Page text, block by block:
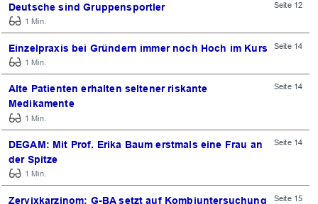
Deutsche sind Gruppensportler
Seite 12
1 Min.
Einzelpraxis bei Gründern immer noch Hoch im Kurs
Seite 14
1 Min.
Alte Patienten erhalten seltener riskante
Medikamente
Seite 14
1 Min.
DEGAM: Mit Prof. Erika Baum erstmals eine Frau an
der Spitze
Seite 14
1 Min.
Zervixkarzinom: G-BA setzt auf Kombiuntersuchung
Seite 15